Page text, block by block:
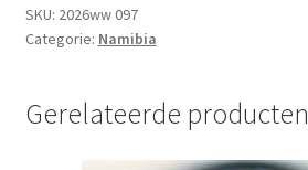
UNC
aantal
SKU: 2026ww 097
Categorie: Namibia
Gerelateerde producten